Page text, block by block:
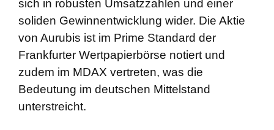
sich in robusten Umsatzzahlen und einer
soliden Gewinnentwicklung wider. Die Aktie
von Aurubis ist im Prime Standard der
Frankfurter Wertpapierbörse notiert und
zudem im MDAX vertreten, was die
Bedeutung im deutschen Mittelstand
unterstreicht.